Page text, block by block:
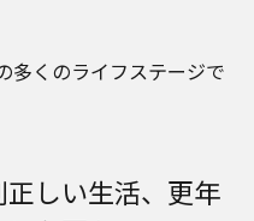
多くのライフステージで
しい生活、更年